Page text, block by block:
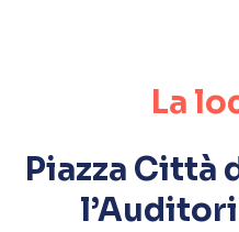
La
Piazza Città